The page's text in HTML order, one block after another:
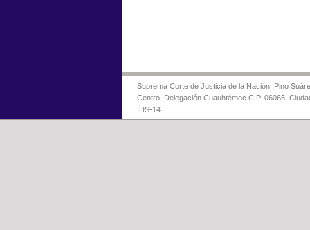
Suprema Corte de Justicia de la Nación: Pino
Centro, Delegación Cuauhtémoc C.P. 06065,
IDS-14